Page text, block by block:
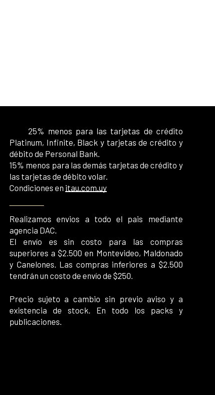
25% menos para las tarjetas de crédito
Platinum, Infinite, Black y tarjetas de crédito y
débito de Personal Bank.
15% menos para las demás tarjetas de crédito y
las tarjetas de débito volar.
Condiciones en itau.com.uy
Realizamos envios a todo el pais mediante
agencia DAC.
El envío es sin costo para las compras
superiores a $2.500 en Montevideo, Maldonado
y Canelones. Las compras inferiores a $2.500
tendrán un costo de envío de $250.
Precio sujeto a cambio sin previo aviso y a
existencia de stock. En todo los packs y
publicaciones.